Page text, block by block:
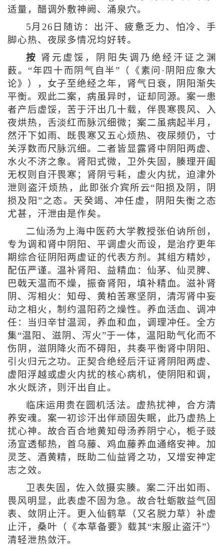
适量，醋调外敷神阙、涌泉穴。
5月26日随访：出汗、疲惫乏力、怕冷、手
脚心热、夜尿多情况均好转。
按
肾元虚馁，阴阳失调乃绝经汗证之渊
薮。“年四十而阴气自半”（《素问·阴阳应象大
论》），女子至绝经之年，肾气日衰，阴阳渐失
平衡。观此二案，病虽异时，证却同源。案一患
者产后虚馁，苦于汗出几十载，伴畏寒畏风、入
夜烘热，舌淡红而脉沉细微；案二虽病起半月，
然汗下如雨、既畏寒又五心烦热、夜尿频仍，寸
关浮数而尺脉沉细。二者皆显露肾中阴阳两虚、
水火不济之象。肾阳式微，卫外失固，腠理开阖
无权则自汗畏寒；肾阴亏耗，虚火内扰，迫津外
泄则盗汗烦热，此即张介宾所云“阳损及阴，阴
损及阳”之态。天癸竭、冲任虚，阴阳失衡之态
尤甚，汗泄由是作矣。
二仙汤为上海中医药大学教授张伯讷所创，
专为调和肾中阴阳、平调虚火而设，是治疗更年
期综合征阴阳两虚证的代表方剂。其组方精妙，
配伍严谨。温补肾阳、益精血：仙茅、仙灵脾、
巴戟天温而不燥，振奋肾阳，填补精血。滋补肾
阴、泻相火：知母、黄柏苦寒坚阴，清泻肾中妄
动之相火，制约温阳药之燥性。养血活血、调冲
任：当归辛甘温润，养血和血，调理冲任。全方
集“温阳、滋阴、泻火”于一体，温阳助气化而不
伤阴，滋阴降火而不碍阳，共奏平衡肾中阴阳、
引火归元之功。正契合绝经后汗证肾阴阳两虚、
虚阳浮越或虚火内扰的核心病机，使阴阳和调，
水火既济，则汗出自止。
临床运用贵在圆机活法。虚热扰神，合方清
养安魂。案一初诊汗出伴顽固失眠，此乃虚热上
扰心神。故合百合地黄知母汤养阴宁心，栀子豉
汤宣透郁热，首乌藤、鸡血藤养血通络安神。加
灵芝、酒黄精，既助二仙益肾之功，又增安神定
志之效。
卫表失固，佐入敛摄实腠。案二汗出如雨、
畏风明显，此表虚不固为急。故合牡蛎散益气固
表、敛阴止汗。更入仙鹤草（又名脱力草）补虚
止汗，桑叶（《本草备要》载其“末服止盗汗”）
清轻泄热敛汗。